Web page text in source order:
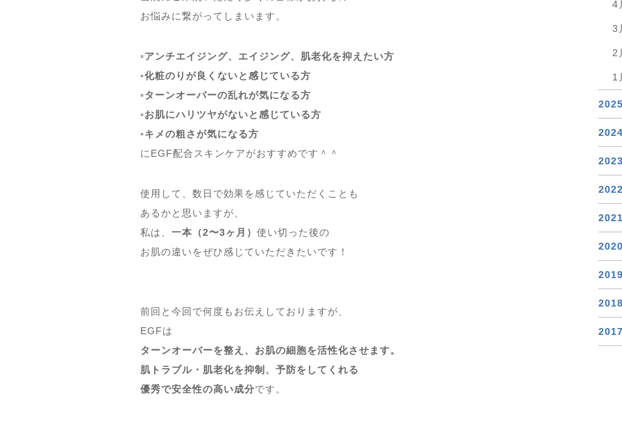
お悩みに繋がってしまいます。
▫️アンチエイジング、エイジング、肌老化を抑えたい方
▫️化粧のりが良くないと感じている方
▫️ターンオーバーの乱れが気になる方
▫️お肌にハリツヤがないと感じている方
▫️キメの粗さが気になる方
にEGF配合スキンケアがおすすめです＾＾
使用して、数日で効果を感じていただくことも
あるかと思いますが、
私は、 一本（2〜3ヶ月） 使い切った後の
お肌の違いをぜひ感じていただきたいです！
前回と今回で何度もお伝えしておりますが、
EGFは
ターンオーバーを整え、お肌の細胞を活性化させます。
肌トラブル・肌老化を抑制、予防をしてくれる
優秀で安全性の高い成分です。
4
3
2
1
2025
2024
2023
2022
2021
2020
2019
2018
2017